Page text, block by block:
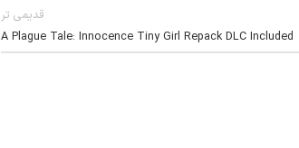
قدیمی تر
A Plague Tale: Innocence Tiny Girl Repack DLC Included